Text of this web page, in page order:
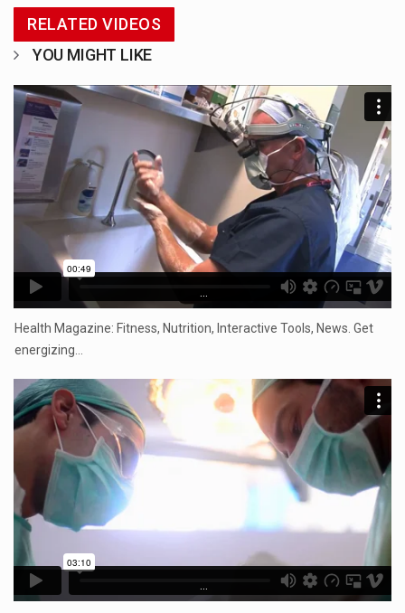
RELATED VIDEOS
YOU MIGHT LIKE
Health Magazine: Fitness, Nutrition, Interactive Tools, News. Get
energizing…
...